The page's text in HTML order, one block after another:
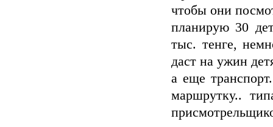
чтобы они
планирую 30
тыс. тенге,
даст на ужин
а еще
маршрутку..